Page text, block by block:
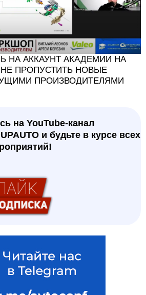
НА АККАУНТ АКАДЕМИИ НА
НЕ ПРОПУСТИТЬ НОВЫЕ
ПРОИЗВОДИТЕЛЯМИ
на YouTube-канал
и будьте в курсе всех